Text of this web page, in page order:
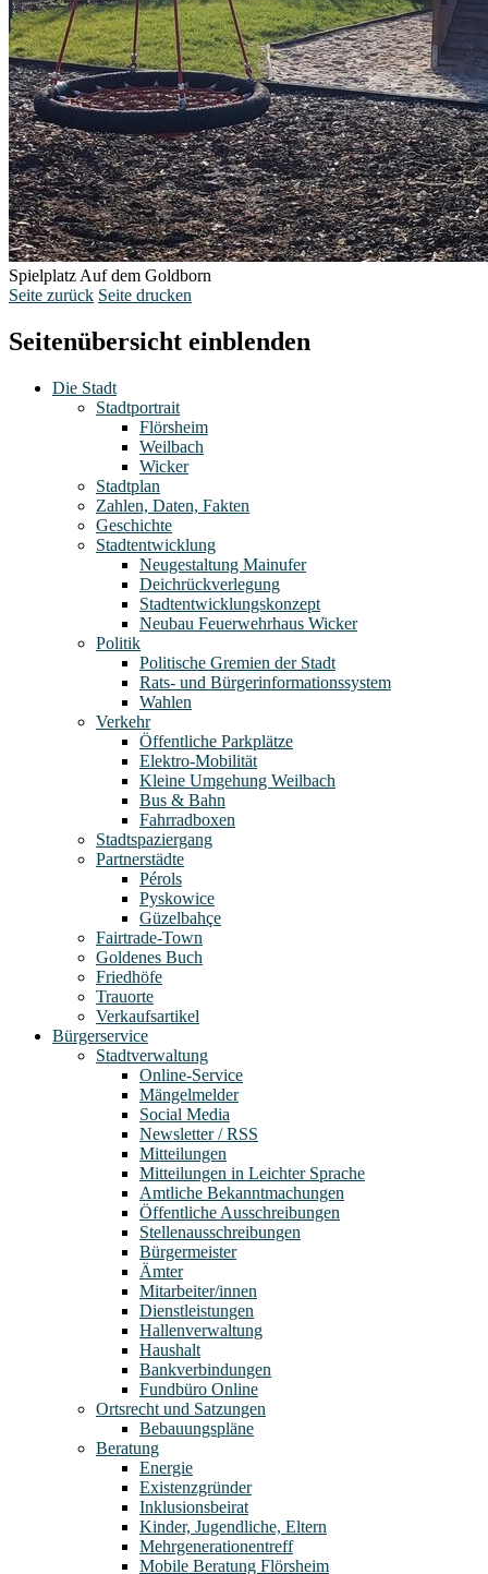
Spielplatz Auf dem Goldborn
Seite zurück Seite drucken
Seitenübersicht einblenden
Die Stadt
Stadtportrait
Flörsheim
Weilbach
Wicker
Stadtplan
Zahlen, Daten, Fakten
Geschichte
Stadtentwicklung
Neugestaltung Mainufer
Deichrückverlegung
Stadtentwicklungskonzept
Neubau Feuerwehrhaus Wicker
Politik
Politische Gremien der Stadt
Rats- und Bürgerinformationssystem
Wahlen
Verkehr
Öffentliche Parkplätze
Elektro-Mobilität
Kleine Umgehung Weilbach
Bus & Bahn
Fahrradboxen
Stadtspaziergang
Partnerstädte
Pérols
Pyskowice
Güzelbahçe
Fairtrade-Town
Goldenes Buch
Friedhöfe
Trauorte
Verkaufsartikel
Bürgerservice
Stadtverwaltung
Online-Service
Mängelmelder
Social Media
Newsletter / RSS
Mitteilungen
Mitteilungen in Leichter Sprache
Amtliche Bekanntmachungen
Öffentliche Ausschreibungen
Stellenausschreibungen
Bürgermeister
Ämter
Mitarbeiter/innen
Dienstleistungen
Hallenverwaltung
Haushalt
Bankverbindungen
Fundbüro Online
Ortsrecht und Satzungen
Bebauungspläne
Beratung
Energie
Existenzgründer
Inklusionsbeirat
Kinder, Jugendliche, Eltern
Mehrgenerationentreff
Mobile Beratung Flörsheim